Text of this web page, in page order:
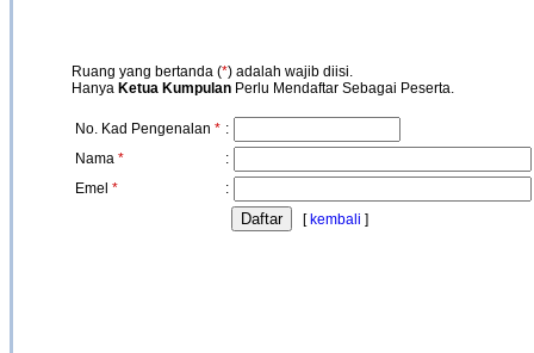
Ruang yang bertanda (*) adalah wajib diisi.
Hanya Ketua KumpulanPerlu Mendaftar Sebagai Peserta.
No. Kad Pengenalan * :
Nama *
:
Emel *
:
[ kembali ]